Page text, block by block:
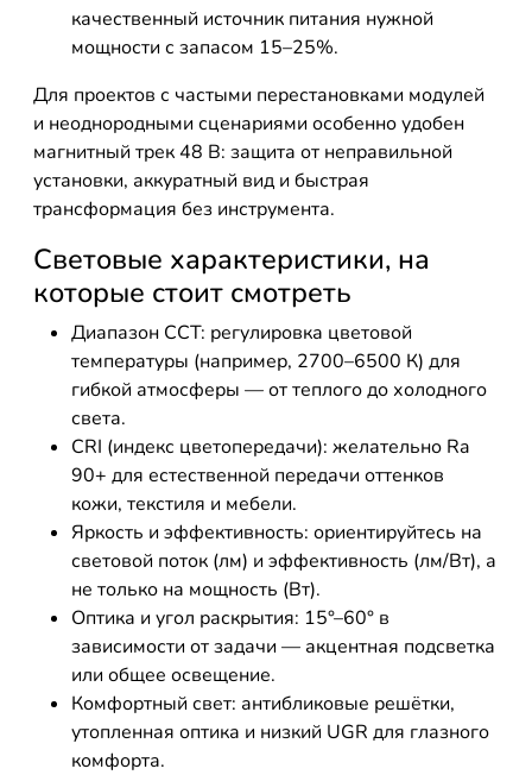
качественный источник питания нужной
мощности с запасом 15–25%.
Для проектов с частыми перестановками модулей
и неоднородными сценариями особенно удобен
магнитный трек 48 В: защита от неправильной
установки, аккуратный вид и быстрая
трансформация без инструмента.
Световые характеристики, на
которые стоит смотреть
Диапазон CCT: регулировка цветовой
температуры (например, 2700–6500 К) для
гибкой атмосферы — от теплого до холодного
света.
CRI (индекс цветопередачи): желательно Ra
90+ для естественной передачи оттенков
кожи, текстиля и мебели.
Яркость и эффективность: ориентируйтесь на
световой поток (лм) и эффективность (лм/Вт), а
не только на мощность (Вт).
Оптика и угол раскрытия: 15°–60° в
зависимости от задачи — акцентная подсветка
или общее освещение.
Комфортный свет: антибликовые решётки,
утопленная оптика и низкий UGR для глазного
комфорта.